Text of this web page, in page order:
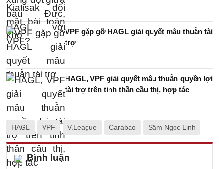
VPF gặp gỡ HAGL giải quyết mâu thuẫn tài
trợ
HAGL, VPF giải quyết mâu thuẫn quyền lợi
tài trợ trên tinh thần cầu thị, hợp tác
HAGL VPF V.League Carabao Sâm Ngọc Linh
Bình luận